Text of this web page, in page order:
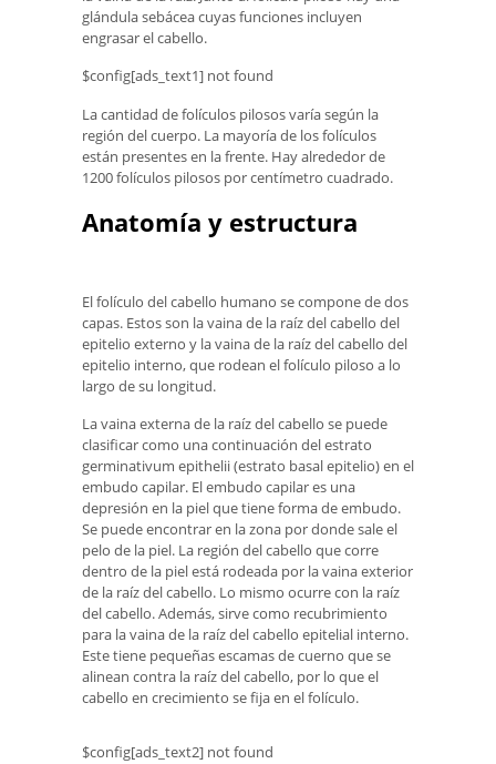
glándula sebácea cuyas funciones incluyen
engrasar el cabello.
$config[ads_text1] not found
La cantidad de folículos pilosos varía según la
región del cuerpo. La mayoría de los folículos
están presentes en la frente. Hay alrededor de
1200 folículos pilosos por centímetro cuadrado.
Anatomía y estructura
El folículo del cabello humano se compone de dos
capas. Estos son la vaina de la raíz del cabello del
epitelio externo y la vaina de la raíz del cabello del
epitelio interno, que rodean el folículo piloso a lo
largo de su longitud.
La vaina externa de la raíz del cabello se puede
clasificar como una continuación del estrato
germinativum epithelii (estrato basal epitelio) en el
embudo capilar. El embudo capilar es una
depresión en la piel que tiene forma de embudo.
Se puede encontrar en la zona por donde sale el
pelo de la piel. La región del cabello que corre
dentro de la piel está rodeada por la vaina exterior
de la raíz del cabello. Lo mismo ocurre con la raíz
del cabello. Además, sirve como recubrimiento
para la vaina de la raíz del cabello epitelial interno.
Este tiene pequeñas escamas de cuerno que se
alinean contra la raíz del cabello, por lo que el
cabello en crecimiento se fija en el folículo.
$config[ads_text2] not found